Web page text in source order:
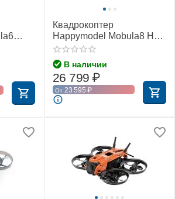
Квадрокоптер
Happymodel Mobula8 HD
с Walksnail Avatar (ELRS
2,4 ГГц)
В наличии
26 799 ₽
От 23 595 ₽